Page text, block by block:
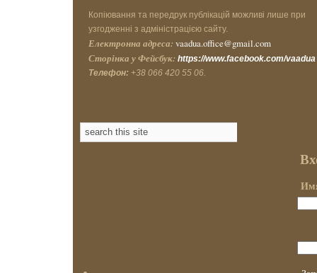
Копіювання та передрук публікацій можливі лише при
узгодженні з адміністрацією сайту.
Електронна адреса: vaadua.office@gmail.com
Сторінка у Фейсбук: https://www.facebook.com/vaadua
Телефон: +38 066 420 55 06.